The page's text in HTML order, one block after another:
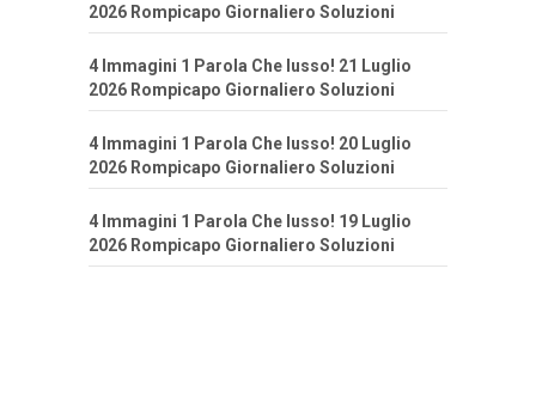
2026 Rompicapo Giornaliero Soluzioni
4 Immagini 1 Parola Che lusso! 21 Luglio
2026 Rompicapo Giornaliero Soluzioni
4 Immagini 1 Parola Che lusso! 20 Luglio
2026 Rompicapo Giornaliero Soluzioni
4 Immagini 1 Parola Che lusso! 19 Luglio
2026 Rompicapo Giornaliero Soluzioni